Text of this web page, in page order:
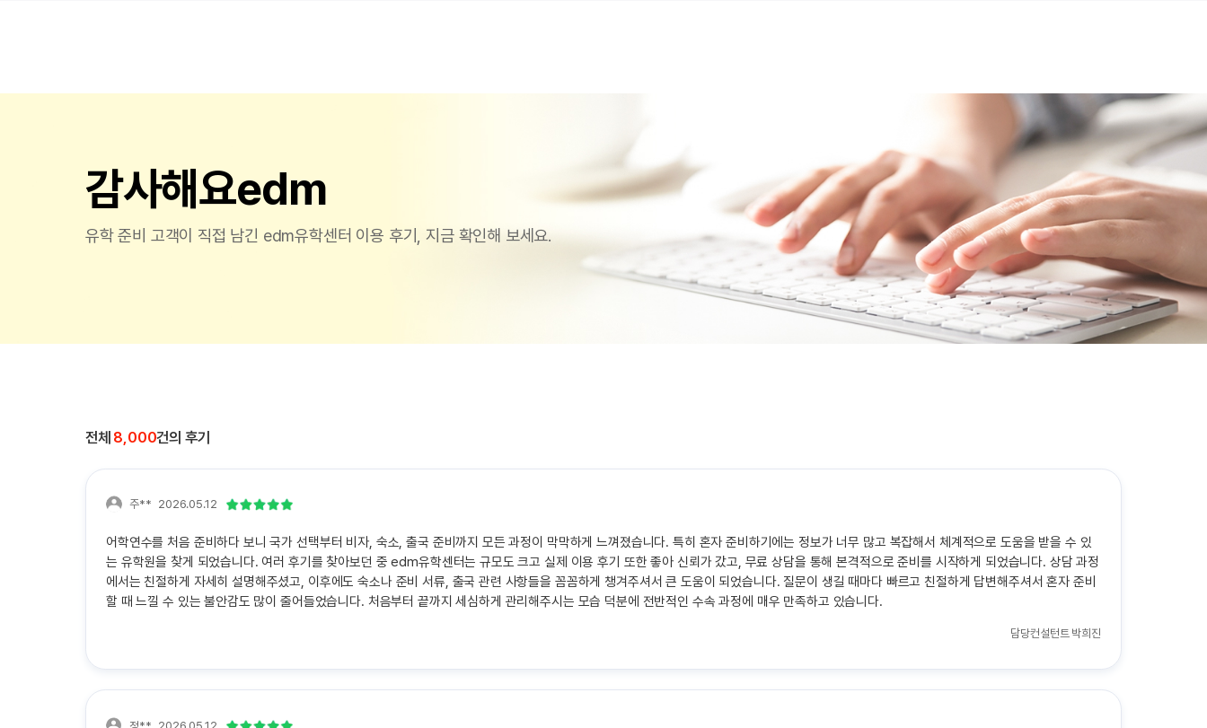
감사해요edm
유학 준비 고객이 직접 남긴 edm유학센터 이용 후기, 지금 확인해 보세요.
전체 8,000건의 후기
주** 2026.05.12
어학연수를 처음 준비하다 보니 국가 선택부터 비자, 숙소, 출국 준비까지 모든 과정이 막막하게 느껴졌습니다. 특히 혼자 준비하기에는 정보가 너무 많고 복잡해서 체계적으로 도움을 받을 수 있
는 유학원을 찾게 되었습니다. 여러 후기를 찾아보던 중 edm유학센터는 규모도 크고 실제 이용 후기 또한 좋아 신뢰가 갔고, 무료 상담을 통해 본격적으로 준비를 시작하게 되었습니다. 상담 과정
에서는 친절하게 자세히 설명해주셨고, 이후에도 숙소나 준비 서류, 출국 관련 사항들을 꼼꼼하게 챙겨주셔서 큰 도움이 되었습니다. 질문이 생길 때마다 빠르고 친절하게 답변해주셔서 혼자 준비
할 때 느낄 수 있는 불안감도 많이 줄어들었습니다. 처음부터 끝까지 세심하게 관리해주시는 모습 덕분에 전반적인 수속 과정에 매우 만족하고 있습니다.
담당컨설턴트 박희진
정** 2026.05.12